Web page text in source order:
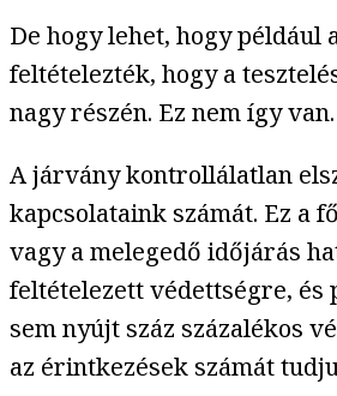
De hogy lehet, hogy
feltételezték, hogy a
nagy részén. Ez nem így van.
A járvány kontrollálatlan
kapcsolataink számát. Ez a
vagy a melegedő időjárás
feltételezett védettségre, és
sem nyújt száz százalékos
az érintkezések számát